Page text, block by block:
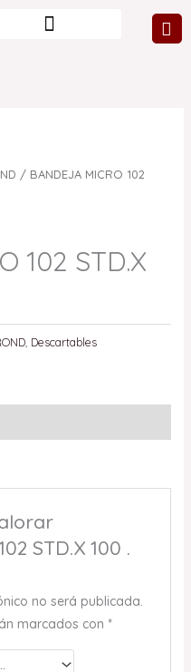
/ BANDEJA MICRO 102
102 STD.X
, Descartables
STD.X 100 .
no será publicada.
marcados con *